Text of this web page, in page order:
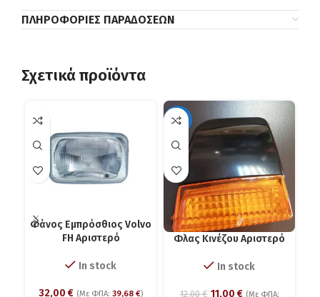
ΠΛΗΡΟΦΟΡΊΕΣ ΠΑΡΑΔΌΣΕΩΝ
Σχετικά προϊόντα
Φάνος Εμπρόσθιος Volvo
FH Aριστερό
In stock
32,00 € (Με ΦΠΑ: 39,68 €)
-8%
Φλας Kινέζου Αριστερό
In stock
12,00€ 11,00 € (Με ΦΠΑ: